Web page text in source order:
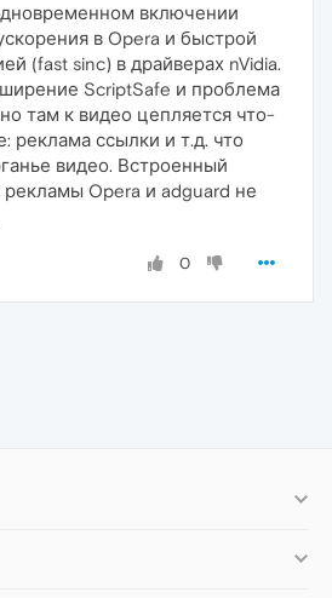
включении
в Opera и быстрой
(fast sinc) в драйверах nVidia.
ScriptSafe и проблема
там к видео цепляется что-
реклама ссылки и т.д. что
видео. Встроенный
Opera и adguard не
0